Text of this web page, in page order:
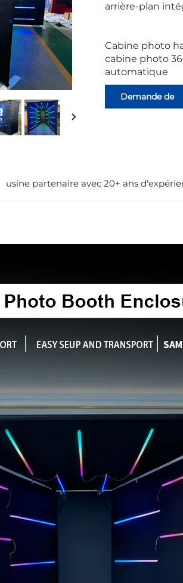
arrière-plan
Cabine photo
cabine photo
automatique
Demande de
usine partenaire avec 20+ ans